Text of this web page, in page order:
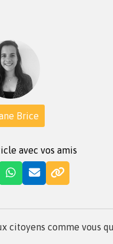
Brice
avec vos amis
citoyens comme vous